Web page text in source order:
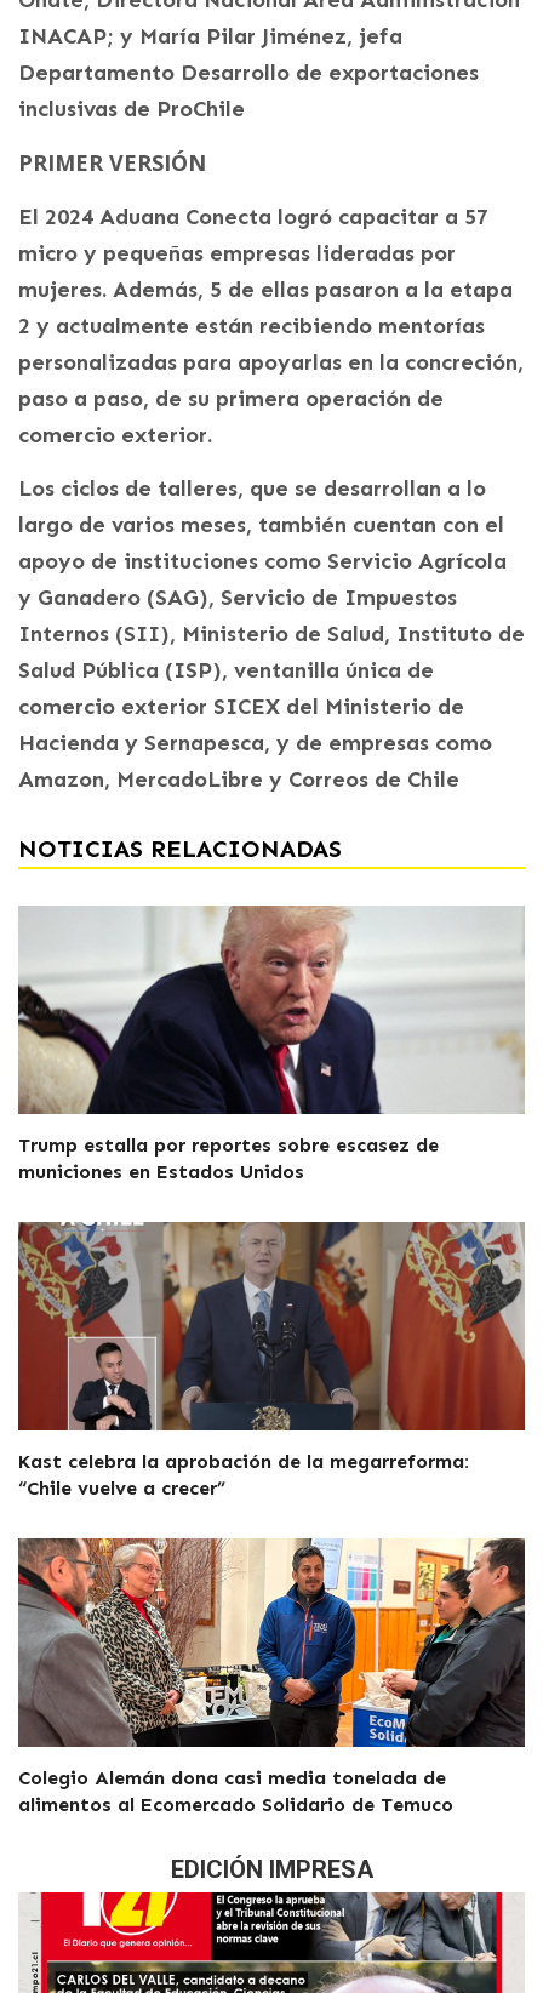
INACAP; y María Pilar Jiménez, jefa
Departamento Desarrollo de exportaciones
inclusivas de ProChile
PRIMER VERSIÓN
El 2024 Aduana Conecta logró capacitar a 57
micro y pequeñas empresas lideradas por
mujeres. Además, 5 de ellas pasaron a la etapa
2 y actualmente están recibiendo mentorías
personalizadas para apoyarlas en la concreción,
paso a paso, de su primera operación de
comercio exterior.
Los ciclos de talleres, que se desarrollan a lo
largo de varios meses, también cuentan con el
apoyo de instituciones como Servicio Agrícola
y Ganadero (SAG), Servicio de Impuestos
Internos (SII), Ministerio de Salud, Instituto de
Salud Pública (ISP), ventanilla única de
comercio exterior SICEX del Ministerio de
Hacienda y Sernapesca, y de empresas como
Amazon, MercadoLibre y Correos de Chile
NOTICIAS RELACIONADAS
Trump estalla por reportes sobre escasez de
municiones en Estados Unidos
Kast celebra la aprobación de la megarreforma:
“Chile vuelve a crecer”
Colegio Alemán dona casi media tonelada de
alimentos al Ecomercado Solidario de Temuco
EDICIÓN IMPRESA